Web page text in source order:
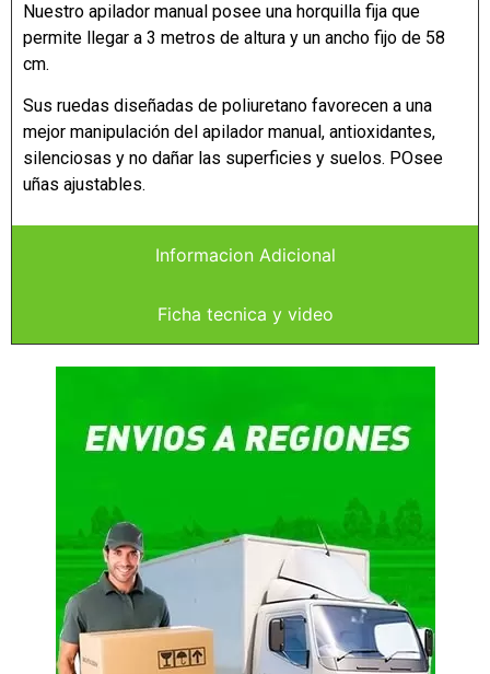
Informacion Adicional
Ficha tecnica y video
Nuestro apilador manual posee una horquilla fija que
permite llegar a 3 metros de altura y un ancho fijo de 58
cm.
Sus ruedas diseñadas de poliuretano favorecen a una
mejor manipulación del apilador manual, antioxidantes,
silenciosas y no dañar las superficies y suelos. POsee
uñas ajustables.